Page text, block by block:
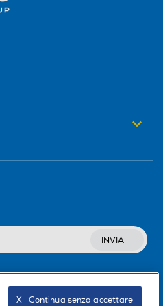
INVIA
X   Continua senza accettare